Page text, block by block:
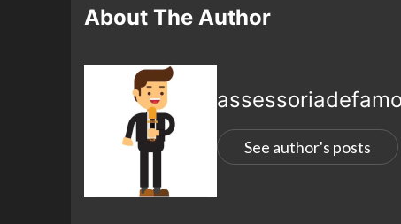
About The Author
See author's posts